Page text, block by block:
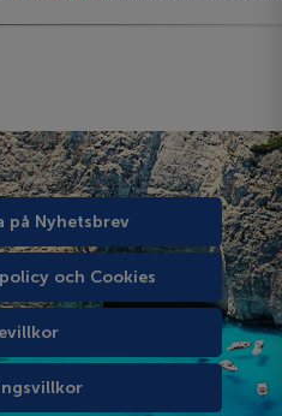
på Nyhetsbrev
och Cookies